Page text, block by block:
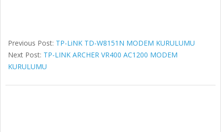
Previous Post: TP-LiNK TD-W8151N MODEM KURULUMU
Next Post: TP-LINK ARCHER VR400 AC1200 MODEM
KURULUMU